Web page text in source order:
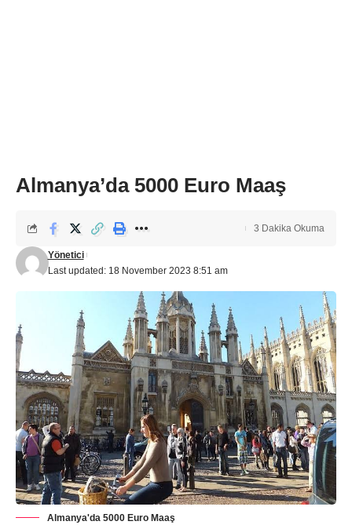
Almanya’da 5000 Euro Maaş
Last updated: 18 November 2023 8:51 am
Yönetici
3 Dakika Okuma
Almanya'da 5000 Euro Maaş